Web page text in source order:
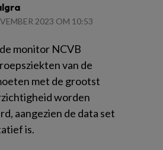
2023 OM 10:53
monitor NCVB
van de
met de grootst
worden
aangezien de data set
is.